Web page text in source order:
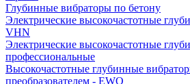
Глубинные вибраторы по бетону
Электрические высокочастотные
VHN
Электрические высокочастотные
профессиональные
Высокочастотные глубинные
преобразователем - EWO